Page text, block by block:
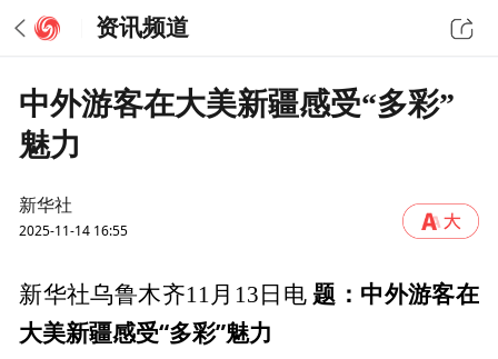
资讯频道
中外游客在大美新疆感受“多彩”
魅力
新华社
2025-11-14 16:55
新华社乌鲁木齐11月13日电 题：中外游客在
大美新疆感受“多彩”魅力